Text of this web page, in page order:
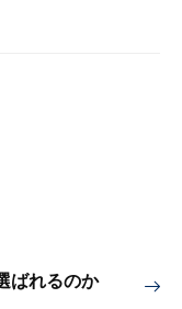
ばれるのか